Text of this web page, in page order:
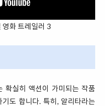
화 트레일러 3
확실히 액션이 가미되는 작품
도 합니다. 특히, 알리타라는